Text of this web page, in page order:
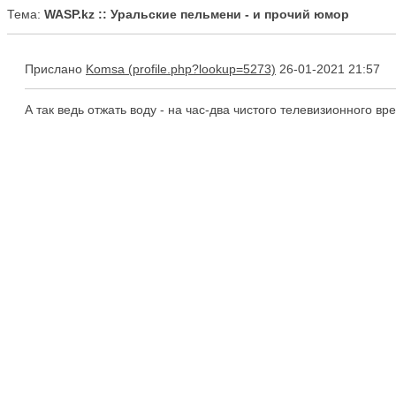
Тема: WASP.kz :: Уральские пельмени - и прочий юмор
Прислано Komsa 26-01-2021 21:57
А так ведь отжать воду - на час-два чистого